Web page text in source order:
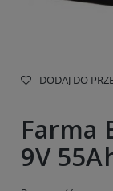
DODAJ DO
Farma
9V